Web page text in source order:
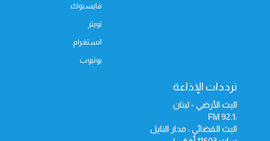
فايسبوك
تويتر
انستغرام
يوتيوب
ترددات الإذاعة
البث الأرضي - لبنان
:92.1
FM
البث الفضائي : مدار النايل